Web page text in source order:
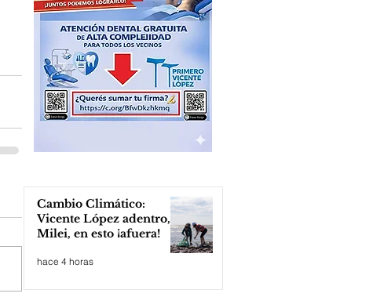
Cambio Climático:
Vicente López adentro,
Milei, en esto ¡afuera!
hace 4 horas